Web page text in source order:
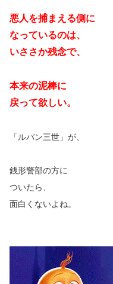
悪人を捕まえる側に
なっているのは、
いささか残念で、
本来の泥棒に
戻って欲しい。
「ルパン三世」が、
銭形警部の方に
ついたら、
面白くないよね。